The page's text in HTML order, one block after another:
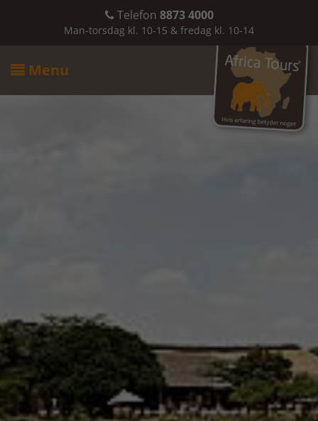
Telefon 8873 4000
Man-torsdag kl. 10-15 & fredag kl. 10-14
 Menu